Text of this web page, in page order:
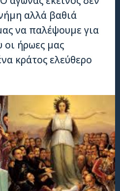
αλλά βαθιά
να παλέψουμε για
οι ήρωες μας
κράτος ελεύθερο